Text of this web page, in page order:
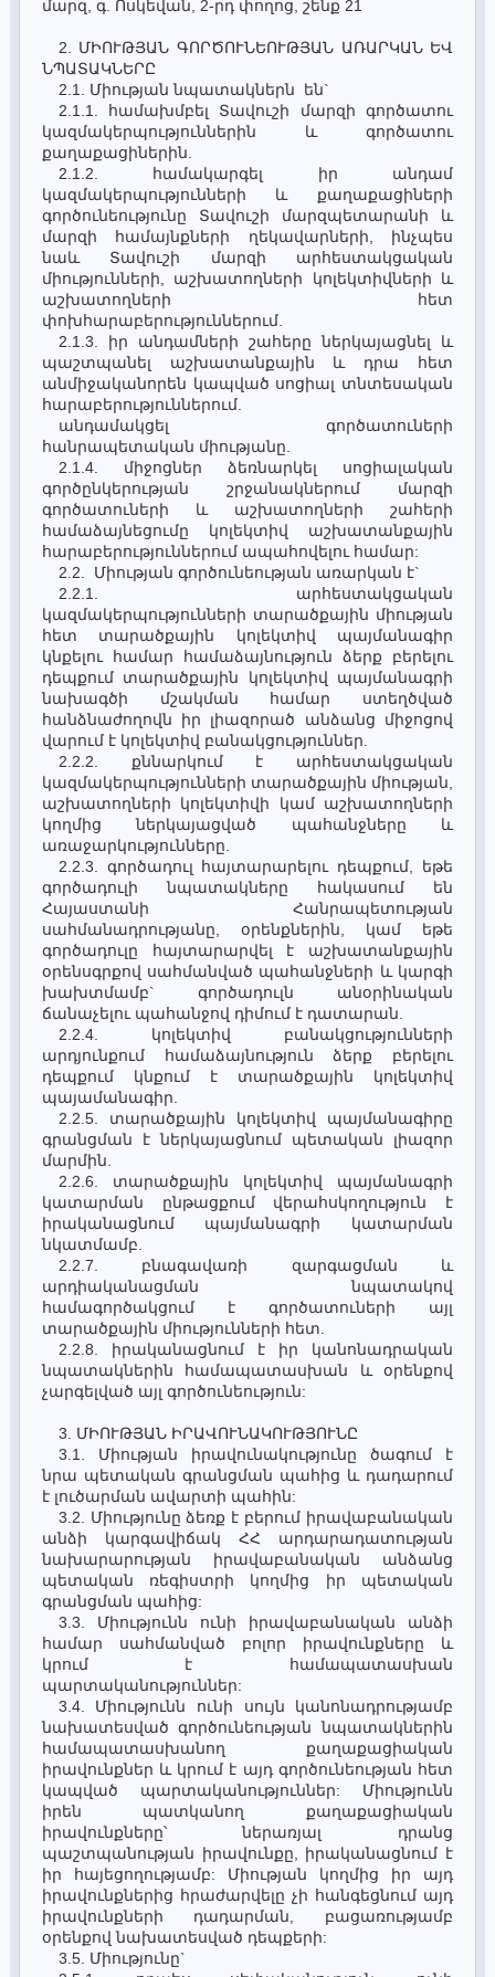
մարզ, գ. Ոսկեվան, 2-րդ փողոց, շենք 21
2. ՄԻՈՒԹՅԱՆ ԳՈՐԾՈՒՆԵՈՒԹՅԱՆ ԱՌԱՐԿԱՆ ԵՎ
ՆՊԱՏԱԿՆԵՐԸ
2.1. Միության նպատակներն են`
2.1.1. համախմբել Տավուշի մարզի գործատու
կազմակերպություններին և գործատու
քաղաքացիներին.
2.1.2. համակարգել իր անդամ
կազմակերպությունների և քաղաքացիների
գործունեությունը Տավուշի մարզպետարանի և
մարզի համայնքների ղեկավարների, ինչպես
նաև Տավուշի մարզի արհեստակցական
միությունների, աշխատողների կոլեկտիվների և
աշխատողների հետ
փոխհարաբերություններում.
2.1.3. իր անդամների շահերը ներկայացնել և
պաշտպանել աշխատանքային և դրա հետ
անմիջականորեն կապված սոցիալ տնտեսական
հարաբերություններում.
անդամակցել գործատուների
հանրապետական միությանը.
2.1.4. միջոցներ ձեռնարկել սոցիալական
գործընկերության շրջանակներում մարզի
գործատուների և աշխատողների շահերի
համաձայնեցումը կոլեկտիվ աշխատանքային
հարաբերություններում ապահովելու համար:
2.2. Միության գործունեության առարկան է`
2.2.1. արհեստակցական
կազմակերպությունների տարածքային միության
հետ տարածքային կոլեկտիվ պայմանագիր
կնքելու համար համաձայնություն ձերք բերելու
դեպքում տարածքային կոլեկտիվ պայմանագրի
նախագծի մշակման համար ստեղծված
հանձնաժողովն իր լիազորած անձանց միջոցով
վարում է կոլեկտիվ բանակցություններ.
2.2.2. քննարկում է արհեստակցական
կազմակերպությունների տարածքային միության,
աշխատողների կոլեկտիվի կամ աշխատողների
կողմից ներկայացված պահանջները և
առաջարկությունները.
2.2.3. գործադուլ հայտարարելու դեպքում, եթե
գործադուլի նպատակները հակասում են
Հայաստանի Հանրապետության
սահմանադրությանը, օրենքներին, կամ եթե
գործադուլը հայտարարվել է աշխատանքային
օրենսգրքով սահմանված պահանջների և կարգի
խախտմամբ` գործադուլն անօրինական
ճանաչելու պահանջով դիմում է դատարան.
2.2.4. կոլեկտիվ բանակցությունների
արդյունքում համաձայնություն ձերք բերելու
դեպքում կնքում է տարածքային կոլեկտիվ
պայամանագիր.
2.2.5. տարածքային կոլեկտիվ պայմանագիրը
գրանցման է ներկայացնում պետական լիազոր
մարմին.
2.2.6. տարածքային կոլեկտիվ պայմանագրի
կատարման ընթացքում վերահսկողություն է
իրականացնում պայմանագրի կատարման
նկատմամբ.
2.2.7. բնագավառի զարգացման և
արդիականացման նպատակով
համագործակցում է գործատուների այլ
տարածքային միությունների հետ.
2.2.8. իրականացնում է իր կանոնադրական
նպատակներին համապատասխան և օրենքով
չարգելված այլ գործունեություն:
3. ՄԻՈՒԹՅԱՆ ԻՐԱՎՈՒՆԱԿՈՒԹՅՈՒՆԸ
3.1. Միության իրավունակությունը ծագում է
նրա պետական գրանցման պահից և դադարում
է լուծարման ավարտի պահին:
3.2. Միությունը ձեռք է բերում իրավաբանական
անձի կարգավիճակ ՀՀ արդարադատության
նախարարության իրավաբանական անձանց
պետական ռեգիստրի կողմից իր պետական
գրանցման պահից:
3.3. Միությունն ունի իրավաբանական անձի
համար սահմանված բոլոր իրավունքները և
կրում է համապատասխան
պարտականություններ:
3.4. Միությունն ունի սույն կանոնադրությամբ
նախատեսված գործունեության նպատակներին
համապատասխանող քաղաքացիական
իրավունքներ և կրում է այդ գործունեության հետ
կապված պարտականություններ: Միությունն
իրեն պատկանող քաղաքացիական
իրավունքները՝ ներառյալ դրանց
պաշտպանության իրավունքը, իրականացնում է
իր հայեցողությամբ: Միության կողմից իր այդ
իրավունքներից հրաժարվելը չի հանգեցնում այդ
իրավունքների դադարման, բացառությամբ
օրենքով նախատեսված դեպքերի:
3.5. Միությունը`